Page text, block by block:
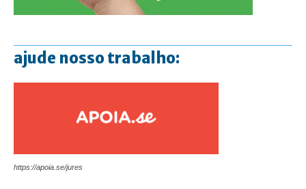
ajude nosso trabalho:
https://apoia.se/jures